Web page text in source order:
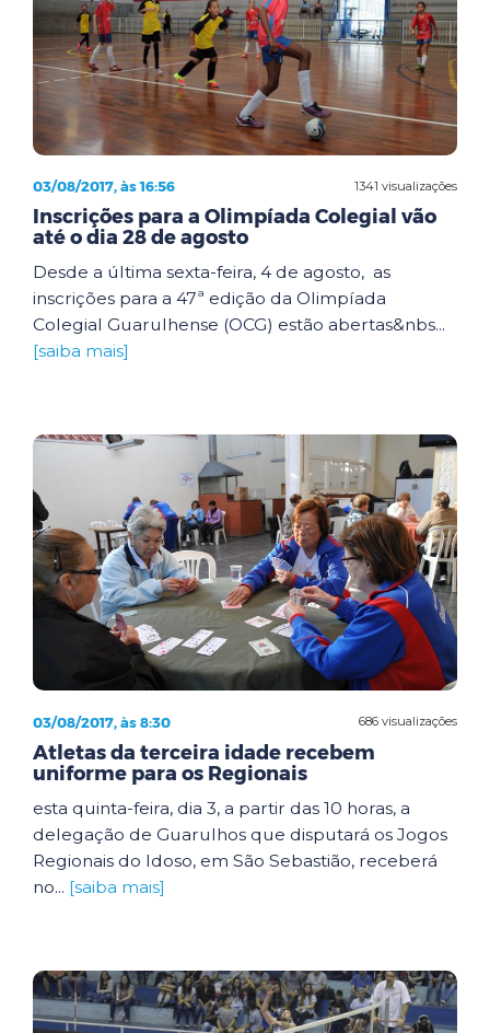
1341 visualizações
03/08/2017, às 16:56
Inscrições para a Olimpíada Colegial vão
até o dia 28 de agosto
Desde a última sexta-feira, 4 de agosto, as
inscrições para a 47ª edição da Olimpíada
Colegial Guarulhense (OCG) estão abertas&nbs...
[saiba mais]
686 visualizações
03/08/2017, às 8:30
Atletas da terceira idade recebem
uniforme para os Regionais
esta quinta-feira, dia 3, a partir das 10 horas, a
delegação de Guarulhos que disputará os Jogos
Regionais do Idoso, em São Sebastião, receberá
no... [saiba mais]